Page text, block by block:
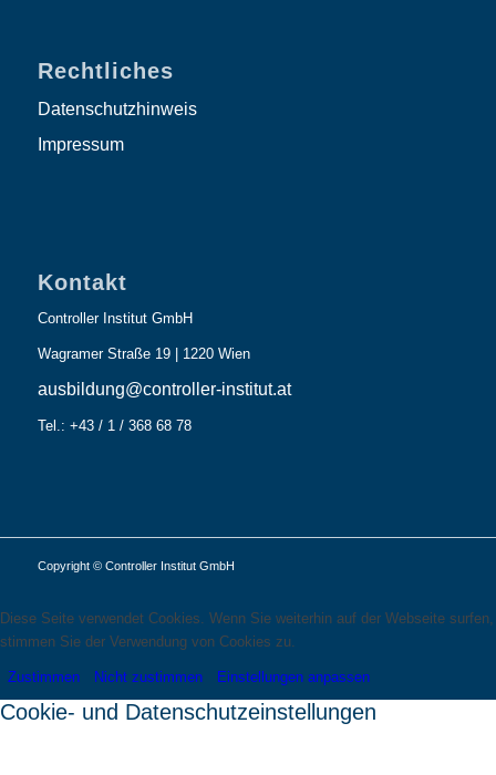
Rechtliches
Datenschutzhinweis
Impressum
Kontakt
Controller Institut GmbH
Wagramer Straße 19 | 1220 Wien
ausbildung@controller-institut.at
Tel.: +43 / 1 / 368 68 78
Copyright © Controller Institut GmbH
Diese Seite verwendet Cookies. Wenn Sie weiterhin auf der Webseite surfen,
stimmen Sie der Verwendung von Cookies zu.
Zustimmen Nicht zustimmen Einstellungen anpassen
Cookie- und Datenschutzeinstellungen